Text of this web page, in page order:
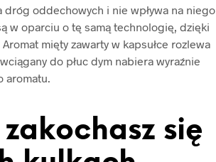
dróg oddechowych i nie wpływa na niego
w oparciu o tę samą technologię, dzięki
Aromat mięty zawarty w kapsułce rozlewa
do płuc dym nabiera wyraźnie
aromatu.
się